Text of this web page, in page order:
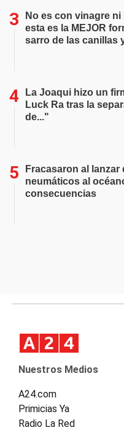
No es con vinagre
esta es la MEJOR
sarro de las canillas
La Joaqui hizo un
Luck Ra tras la
de..."
Fracasaron al
neumáticos al
consecuencias
Nuestros Medios
A24.com
Primicias Ya
Radio La Red